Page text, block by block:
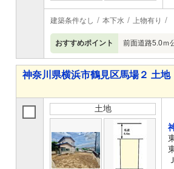
建築条件なし 本下水 上物有り
おすすめポイント 前面道路5.0ｍ
神奈川県横浜市鶴見区馬場２ 土地
土地